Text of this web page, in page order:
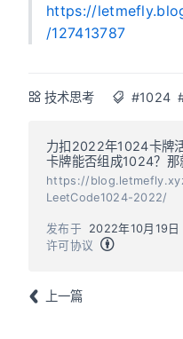
https://
/127413787
技术思考 #1024
力扣2022年1024卡牌
卡牌能否组成1024？那
https://
LeetCode1024-2022/
发布于
2022年10月19日
许可协议
上一篇